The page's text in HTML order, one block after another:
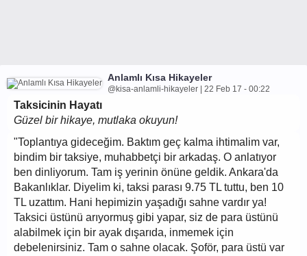
Anlamlı Kısa Hikayeler
@kisa-anlamli-hikayeler | 22 Feb 17 - 00:22
Taksicinin Hayatı
Güzel bir hikaye, mutlaka okuyun!
"Toplantıya gideceğim. Baktım geç kalma ihtimalim var,
bindim bir taksiye, muhabbetçi bir arkadaş. O anlatıyor
ben dinliyorum. Tam iş yerinin önüne geldik. Ankara'da
Bakanlıklar. Diyelim ki, taksi parası 9.75 TL tuttu, ben 10
TL uzattım. Hani hepimizin yaşadığı sahne vardır ya!
Taksici üstünü arıyormuş gibi yapar, siz de para üstünü
alabilmek için bir ayak dışarıda, inmemek için
debelenirsiniz. Tam o sahne olacak. Şoför, para üstü var